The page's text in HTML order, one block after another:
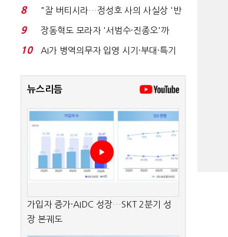
31.0%…오차범위 밖 ...
8
"잘 버티시라…정성호 사의 사실상 '반
려'
9
장동혁도 모라자 '서범수·진종오'까
지…국힘 '점입가경'...
10
AI가 병역의무자 입영 시기·부대·특기
뉴스리듬
가입자 증가·AIDC 성장…SKT 2분기 성
장 본궤도